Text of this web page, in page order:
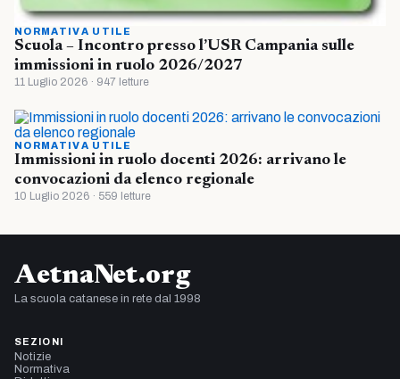
NORMATIVA UTILE
Scuola – Incontro presso l’USR Campania sulle
immissioni in ruolo 2026/2027
11 Luglio 2026 · 947 letture
NORMATIVA UTILE
Immissioni in ruolo docenti 2026: arrivano le
convocazioni da elenco regionale
10 Luglio 2026 · 559 letture
AetnaNet.org
La scuola catanese in rete dal 1998
SEZIONI
Notizie
Normativa